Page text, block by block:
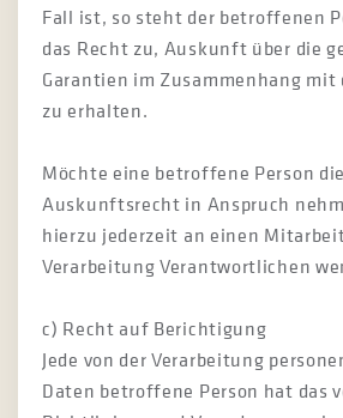
Fall ist, so steht der betroffenen
das Recht zu, Auskunft über die
Garantien im Zusammenhang
zu erhalten.
Möchte eine betroffene Person
Auskunftsrecht in Anspruch
hierzu jederzeit an einen
Verarbeitung Verantwortlichen
c) Recht auf Berichtigung
Jede von der Verarbeitung
Daten betroffene Person hat das